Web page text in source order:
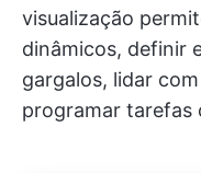
visualização
dinâmicos, definir
gargalos, lidar com
programar tarefas